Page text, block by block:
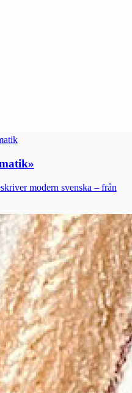
»
modern svenska – från